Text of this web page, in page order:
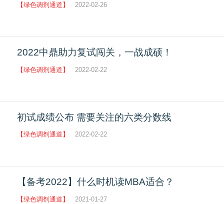
【绿色调剂通道】 2022-02-26
2022中鼎助力复试闯关，一战成硕！
【绿色调剂通道】 2022-02-22
初试成绩公布 需要关注的六类分数线
【绿色调剂通道】 2022-02-22
【备考2022】什么时机读MBA适合？
【绿色调剂通道】 2021-01-27